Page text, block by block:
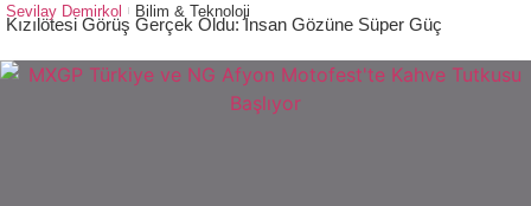
Sevilay Demirkol Bilim & Teknoloji
Kızılötesi Görüş Gerçek Oldu: İnsan Gözüne Süper Güç